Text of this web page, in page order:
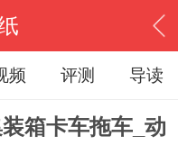
频 评测 导读
箱卡车拖车_动